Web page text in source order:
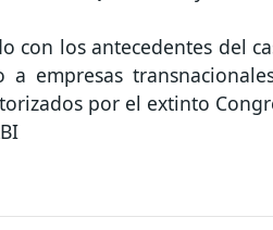
con los antecedentes del
a empresas
por el extinto